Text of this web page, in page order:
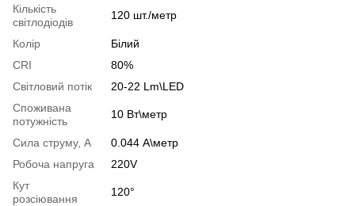
Кількість
світлодіодів
120 шт./метр
Колір
Білий
CRI
80%
Світловий потік
20-22 Lm\LED
Споживана
потужність
10 Вт\метр
Сила струму, А
0.044 А\метр
Робоча напруга
220V
Кут
розсіювання
120°